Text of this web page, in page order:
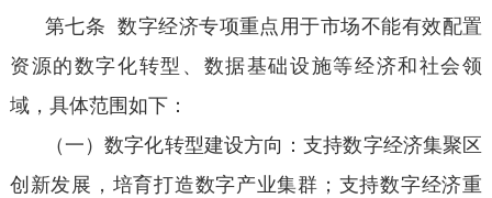
第七条 数字经济专项重点用于市场不能有效配置
资源的数字化转型、数据基础设施等经济和社会领
域，具体范围如下：
（一）数字化转型建设方向：支持数字经济集聚区
创新发展，培育打造数字产业集群；支持数字经济重